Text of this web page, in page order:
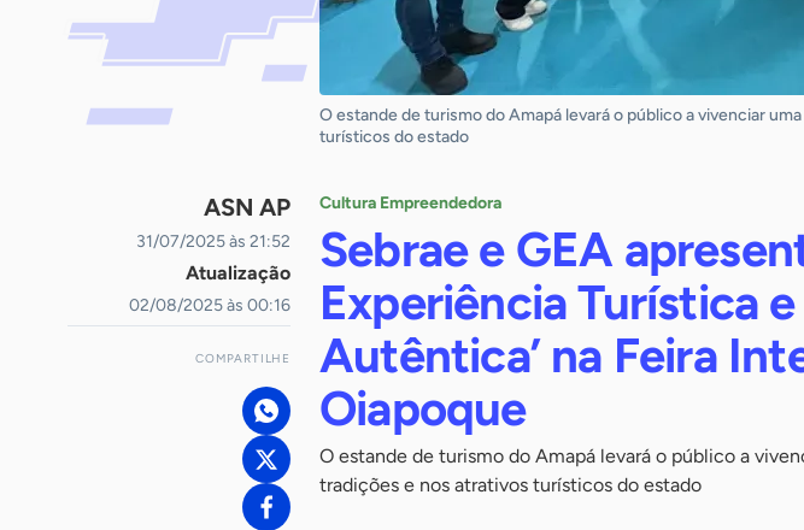
O estande de turismo do Amapá levará o público a vivenciar
turísticos do estado
ASN AP
31/07/2025 às 21:52
Atualização
02/08/2025 às 00:16
COMPARTILHE
Cultura Empreendedora
Sebrae e GEA
Experiência Turística
Autêntica’ na Feira
Oiapoque
O estande de turismo do Amapá levará o público a
tradições e nos atrativos turísticos do estado